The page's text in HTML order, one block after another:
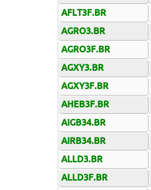
AFLT3F.BR
AGRO3.BR
AGRO3F.BR
AGXY3.BR
AGXY3F.BR
AHEB3F.BR
AIGB34.BR
AIRB34.BR
ALLD3.BR
ALLD3F.BR